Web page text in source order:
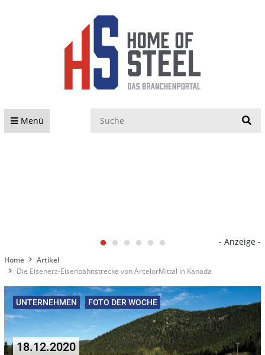
Menü
- Anzeige -
Home
Artikel
Die Eisenerz-Eisenbahnstrecke von ArcelorMittal in Kanada
UNTERNEHMEN FOTO DER WOCHE
18.12.2020